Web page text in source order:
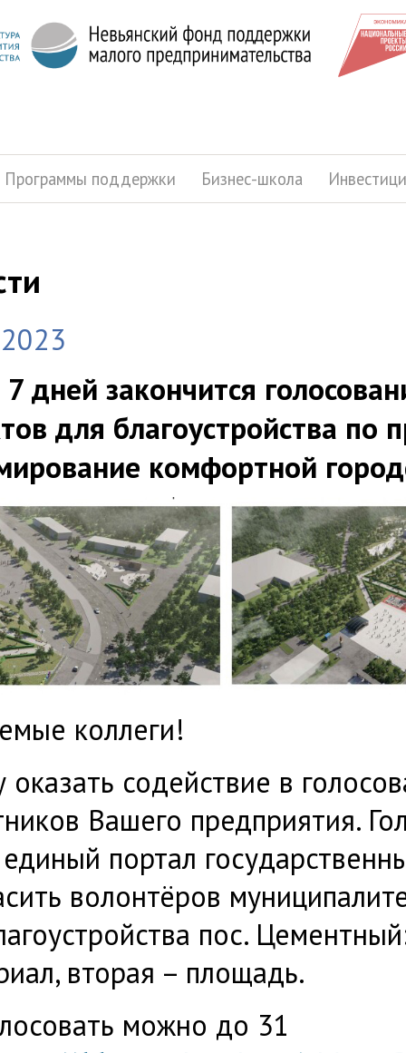
Программы поддержки Бизнес-школа
дней закончится
для благоустройства по
комфортной
коллеги!
содействие в
Вашего предприятия.
портал
волонтёров
пос.
вторая – площадь.
можно до 31